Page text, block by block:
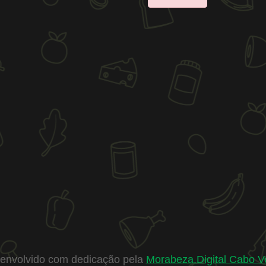
com dedicação pela Morabeza.Digital Cabo